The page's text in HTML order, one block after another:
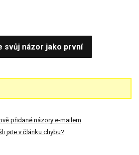
svůj názor jako první
přidané názory e-mailem
jste v článku chybu?